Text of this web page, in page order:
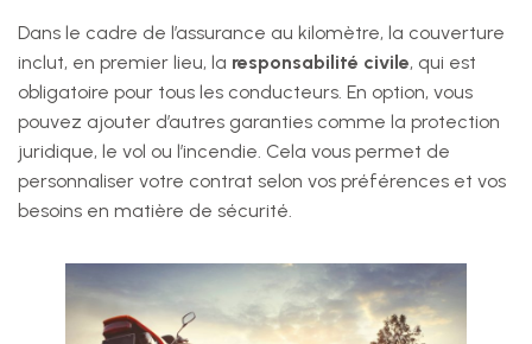
Dans le cadre de l’assurance au kilomètre, la couverture
inclut, en premier lieu, la responsabilité civile, qui est
obligatoire pour tous les conducteurs. En option, vous
pouvez ajouter d’autres garanties comme la protection
juridique, le vol ou l’incendie. Cela vous permet de
personnaliser votre contrat selon vos préférences et vos
besoins en matière de sécurité.